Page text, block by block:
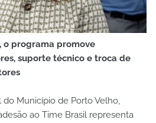
o programa promove
suporte técnico e troca de
do Município de Porto Velho,
ao Time Brasil representa